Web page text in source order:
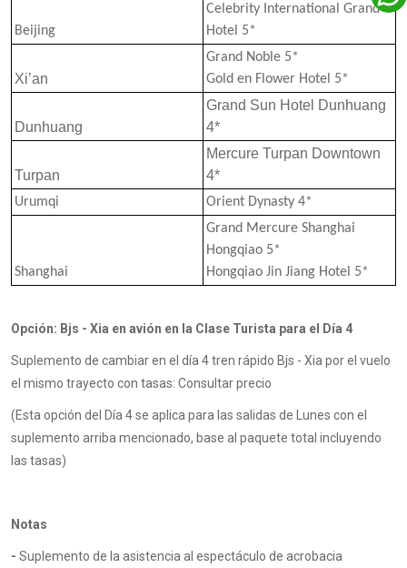
Beijing
Celebrity International Grand
Hotel 5*
Xi’an
Grand Noble 5*
Gold en Flower Hotel 5*
Dunhuang
Grand Sun Hotel Dunhuang
4*
Turpan
Mercure Turpan Downtown
4*
Urumqi Orient Dynasty 4*
Shanghai
Grand Mercure Shanghai
Hongqiao 5*
Hongqiao Jin Jiang Hotel 5*
Opción: Bjs - Xia en avión en la Clase Turista para el Día 4
Suplemento de cambiar en el día 4 tren rápido Bjs - Xia por el vuelo
el mismo trayecto con tasas: Consultar precio
(Esta opción del Día 4 se aplica para las salidas de Lunes con el
suplemento arriba mencionado, base al paquete total incluyendo
las tasas)
Notas
- Suplemento de la asistencia al espectáculo de acrobacia